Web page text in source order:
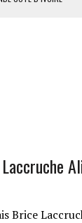
Brice